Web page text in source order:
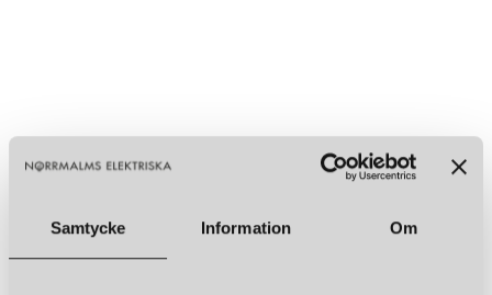
Samtycke Information Om